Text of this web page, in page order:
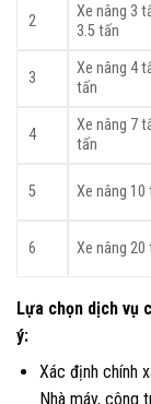
2
Xe nâng 3
3.5 tấn
3
Xe nâng 4
tấn
4
Xe nâng 7
tấn
5 Xe nâng 10
6 Xe nâng 20
Lựa chọn dịch vụ
ý:
Xác định chính
Nhà máy, công